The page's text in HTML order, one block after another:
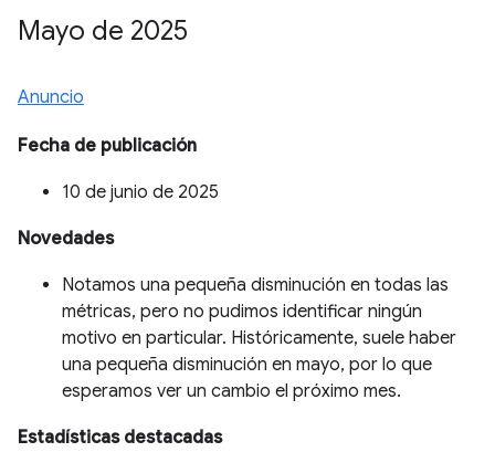
Mayo de 2025
Anuncio
Fecha de publicación
10 de junio de 2025
Novedades
Notamos una pequeña disminución en todas las
métricas, pero no pudimos identificar ningún
motivo en particular. Históricamente, suele haber
una pequeña disminución en mayo, por lo que
esperamos ver un cambio el próximo mes.
Estadísticas destacadas